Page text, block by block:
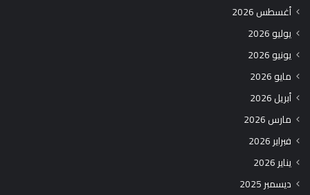
أغسطس 2026
يوليو 2026
يونيو 2026
مايو 2026
أبريل 2026
مارس 2026
فبراير 2026
يناير 2026
ديسمبر 2025